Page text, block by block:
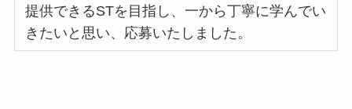
提供できるSTを目指し、一から丁寧に学んでい
きたいと思い、応募いたしました。